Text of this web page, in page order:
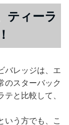
ティーラ
バレッジは、エ
のスターバック
と比較して、
いう方でも、こ